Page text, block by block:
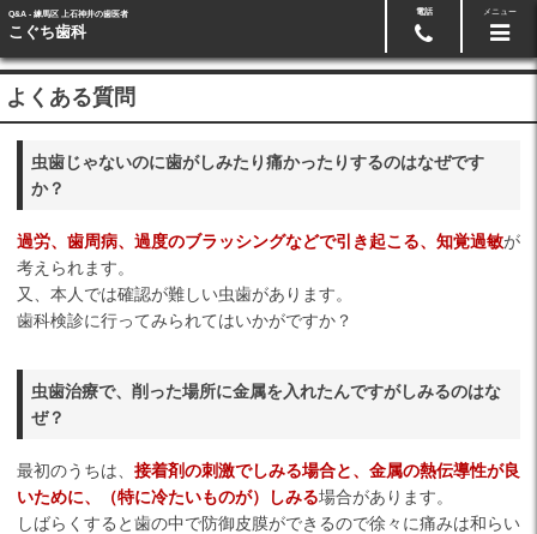
Q&A - 練馬区 上石神井の歯医者
こぐち歯科
電話 メニュー
よくある質問
虫歯じゃないのに歯がしみたり痛かったりするのはなぜです
か？
過労、歯周病、過度のブラッシングなどで引き起こる、知覚過敏が
考えられます。
又、本人では確認が難しい虫歯があります。
歯科検診に行ってみられてはいかがですか？
虫歯治療で、削った場所に金属を入れたんですがしみるのはな
ぜ？
最初のうちは、 接着剤の刺激でしみる場合と、金属の熱伝導性が良
いために、（特に冷たいものが）しみる場合があります。
しばらくすると歯の中で防御皮膜ができるので徐々に痛みは和らい
Googleマップ 03-5991-3918